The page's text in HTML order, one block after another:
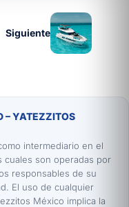
Siguiente
– YATEZZITOS
intermediario en el
cuales son operadas por
responsables de su
El uso de cualquier
México implica la